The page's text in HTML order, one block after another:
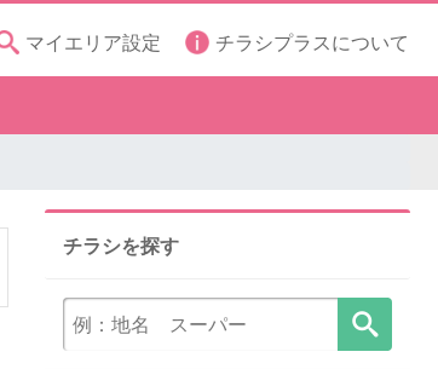
マイエリア設定 チラシプラスについて
チラシを探す